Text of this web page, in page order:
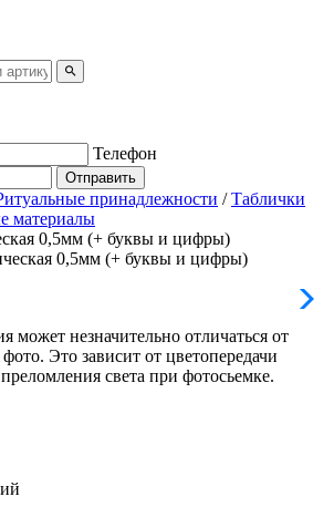
Телефон
Отправить
принадлежности / Таблички
материалы
0,5мм (+ буквы и цифры)
может незначительно отличаться от
Это зависит от цветопередачи
света при фотосьемке.